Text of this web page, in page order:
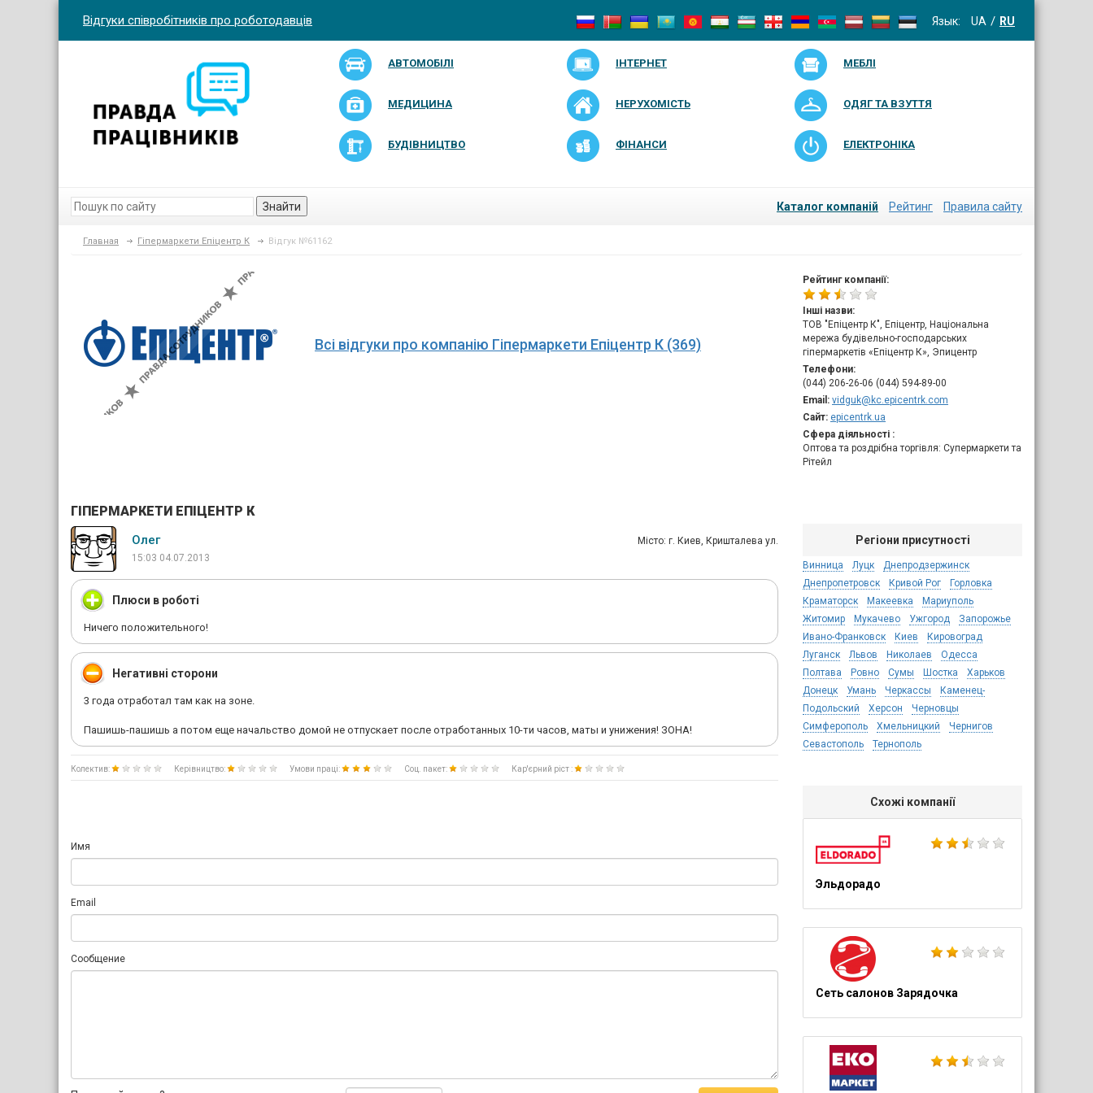
Відгуки співробітників про роботодавців Язык: UA RU
АВТОМОБІЛІ ІНТЕРНЕТ МЕБЛІ
МЕДИЦИНА НЕРУХОМІСТЬ ОДЯГ ТА ВЗУТТЯ
БУДІВНИЦТВО ФІНАНСИ ЕЛЕКТРОНІКА
Знайти Каталог компаній Рейтинг Правила сайту
Главная Гіпермаркети Епіцентр К Відгук №61162
Всі відгуки про компанію Гіпермаркети Епіцентр К (369)
Рейтинг компанії:
Інші назви:
ТОВ "Епіцентр К", Епіцентр, Національна
мережа будівельно-господарських
гіпермаркетів «Епіцентр К», Эпицентр
Телефони:
(044) 206-26-06 (044) 594-89-00
Email: vidguk@kc.epicentrk.com
Сайт: epicentrk.ua
Сфера діяльності :
Оптова та роздрібна торгівля: Супермаркети та
Рітейл
ГІПЕРМАРКЕТИ ЕПІЦЕНТР К
Олег
15:03 04.07.2013
Мiсто: г. Киев, Кришталева ул.
Плюси в роботі
Ничего положительного!
Негативні сторони
3 года отработал там как на зоне.
Пашишь-пашишь а потом еще начальство домой не отпускает после отработанных 10-ти часов, маты и унижения! ЗОНА!
Колектив: Керівництво: Умови праці: Соц. пакет: Кар'єрний ріст :
Имя
Email
Сообщение
Регіони присутності
Винница Луцк
Днепродзержинск
Днепропетровск
Кривой Рог
Горловка
Краматорск
Макеевка
Мариуполь
Житомир
Мукачево Ужгород
Запорожье
Ивано-Франковск
Киев
Кировоград
Луганск
Львов Николаев
Одесса
Полтава
Ровно Сумы Шостка
Харьков
Донецк
Умань Черкассы
Каменец-
Подольский
Херсон
Черновцы
Симферополь
Хмельницкий
Чернигов
Севастополь
Тернополь
Схожі компанії
Эльдорадо
Сеть салонов Зарядочка